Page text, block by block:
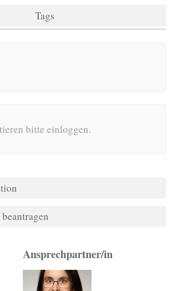
Tags
bitte einloggen.
Ansprechpartner/in